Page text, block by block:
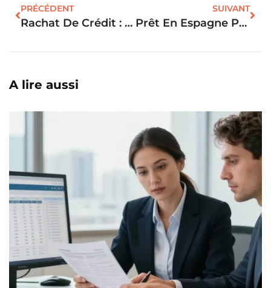
PRÉCÉDENT
Rachat De Crédit : Le Choix Est-Il Vraiment Intéressant Ou Pas ?
SUIVANT
Prêt En Espagne Pour Français : La Banque Française Ou L’option Espagnole ?
A lire aussi